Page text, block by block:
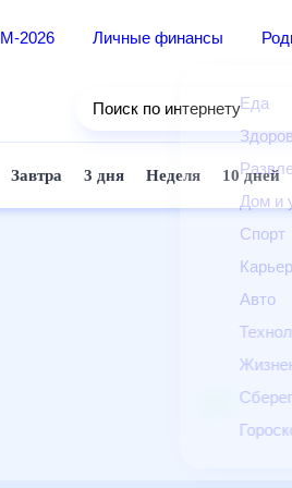
2026 Личные финансы
Еда
Дом
Спорт
Авто
Поиск по интернету
Завтра 3 дня Неделя 10